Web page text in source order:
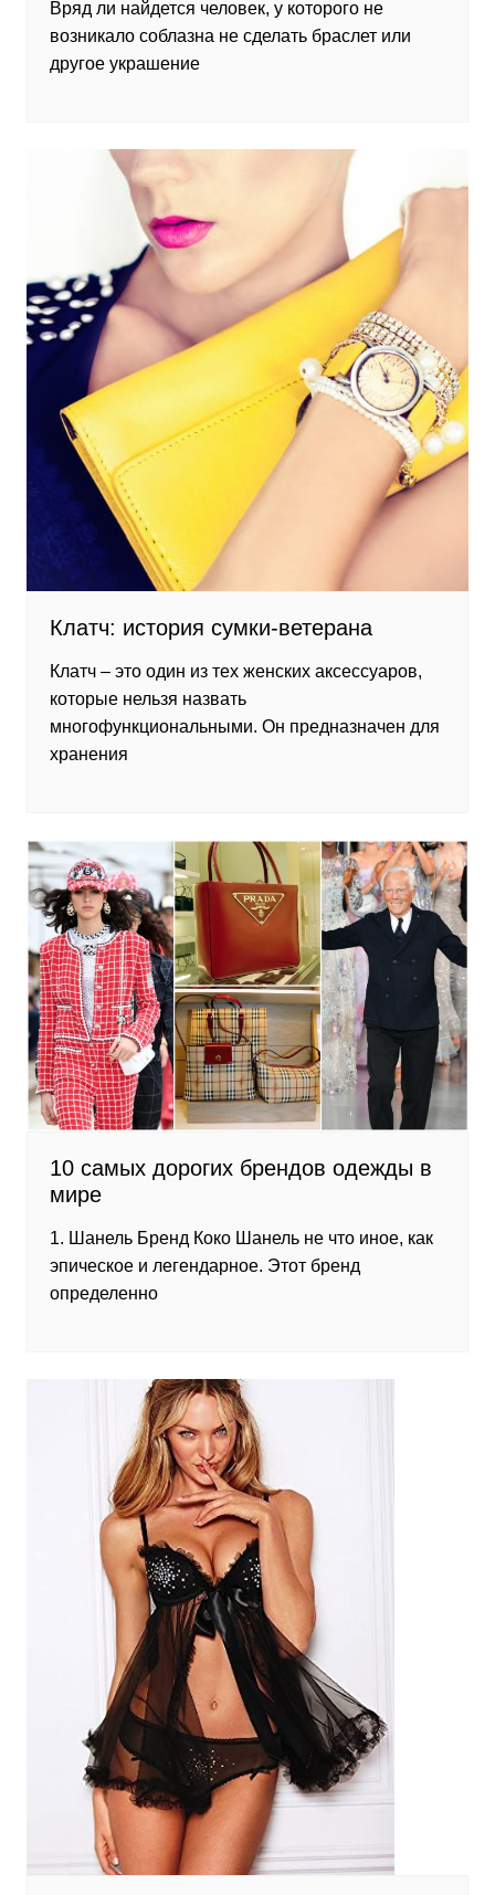
Вряд ли найдется человек, у которого не
возникало соблазна не сделать браслет или
другое украшение
Клатч: история сумки-ветерана
Клатч – это один из тех женских аксессуаров,
которые нельзя назвать
многофункциональными. Он предназначен для
хранения
10 самых дорогих брендов одежды в
мире
1. Шанель Бренд Коко Шанель не что иное, как
эпическое и легендарное. Этот бренд
определенно